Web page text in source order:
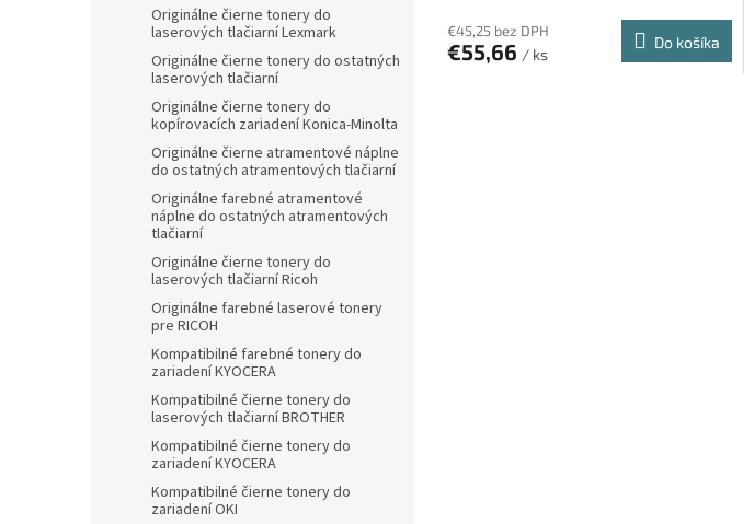
Originálne čierne tonery do
laserových tlačiarní Lexmark
Originálne čierne tonery do ostatných
laserových tlačiarní
Originálne čierne tonery do
kopírovacích zariadení Konica-Minolta
Originálne čierne atramentové náplne
do ostatných atramentových tlačiarní
Originálne farebné atramentové
náplne do ostatných atramentových
tlačiarní
Originálne čierne tonery do
laserových tlačiarní Ricoh
Originálne farebné laserové tonery
pre RICOH
Kompatibilné farebné tonery do
zariadení KYOCERA
Kompatibilné čierne tonery do
laserových tlačiarní BROTHER
Kompatibilné čierne tonery do
zariadení KYOCERA
Kompatibilné čierne tonery do
zariadení OKI
€45,25 bez DPH
€55,66 / ks
Do košíka